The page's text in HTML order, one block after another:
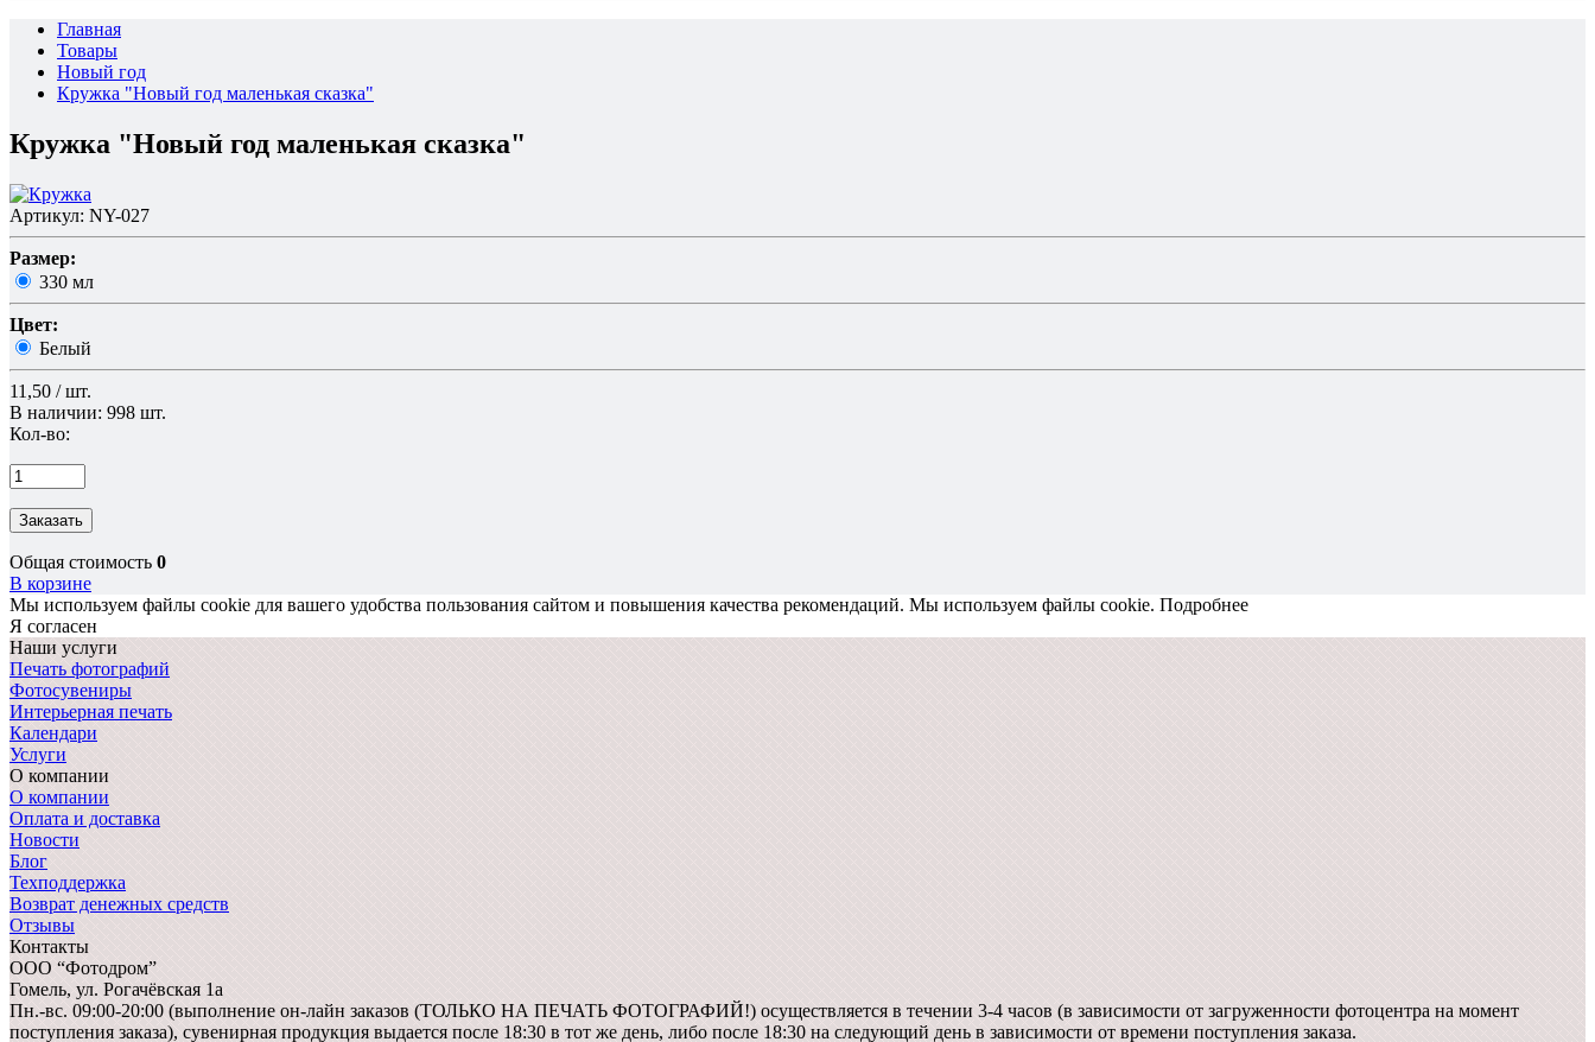
Главная
Товары
Новый год
Кружка "Новый год маленькая сказка"
Кружка "Новый год маленькая сказка"
Артикул: NY-027
Размер:
330 мл
Цвет:
Белый
11,50 / шт.
В наличии: 998 шт.
Кол-во:
Заказать
Общая стоимость 0
В корзине
Мы используем файлы cookie для вашего удобства пользования сайтом и повышения качества рекомендаций. Мы используем файлы cookie. Подробнее
Я согласен
Наши услуги
Печать фотографий
Фотосувениры
Интерьерная печать
Календари
Услуги
О компании
О компании
Оплата и доставка
Новости
Блог
Техподдержка
Возврат денежных средств
Отзывы
Контакты
ООО “Фотодром”
Гомель, ул. Рогачёвская 1а
Пн.-вс. 09:00-20:00 (выполнение он-лайн заказов (ТОЛЬКО НА ПЕЧАТЬ ФОТОГРАФИЙ!) осуществляется в течении 3-4 часов (в зависимости от загруженности фотоцентра на момент
поступления заказа), сувенирная продукция выдается после 18:30 в тот же день, либо после 18:30 на следующий день в зависимости от времени поступления заказа.